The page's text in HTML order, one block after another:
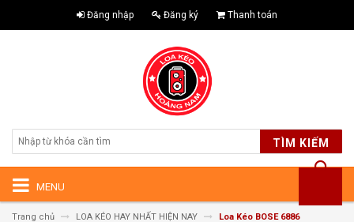
Đăng nhập Đăng ký Thanh toán
TÌM KIẾM
MENU
Trang chủ LOA KÉO HAY NHẤT HIỆN NAY Loa Kéo BOSE 6886